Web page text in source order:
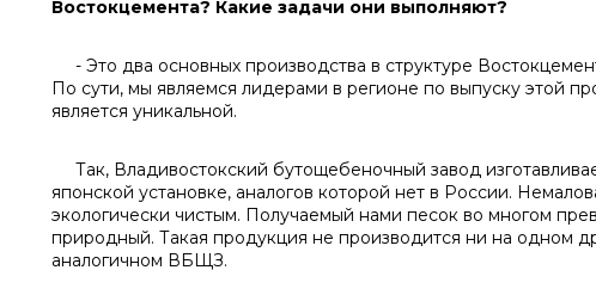
Востокцемента? Какие задачи они выполняют?
- Это два основных производства в структуре
По сути, мы являемся лидерами в регионе по выпуску этой
является уникальной.
Так, Владивостокский бутощебеночный завод
японской установке, аналогов которой нет в России.
экологически чистым. Получаемый нами песок во многом
природный. Такая продукция не производится ни на одном
аналогичном ВБЩЗ.